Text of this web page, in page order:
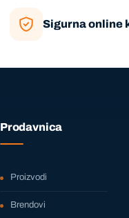
Sigurna online
Prodavnica
Proizvodi
Brendovi